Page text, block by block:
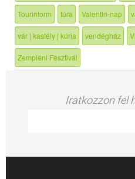
Tourinform túra Valentin-nap
vár | kastély | kúria vendégház
Zempléni Fesztivál
Iratkozzon fel